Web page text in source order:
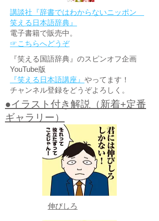
講談社『辞書ではわからないニッポン
笑える日本語辞典』
電子書籍で販売中。
☞こちらへどうぞ
『笑える国語辞典』のスピンオフ企画
YouTube版
『笑える日本語講座』 やってます！
チャンネル登録をどうぞよろしく。
●イラスト付き解説（新着+定番
ギャラリー）
伸びしろ